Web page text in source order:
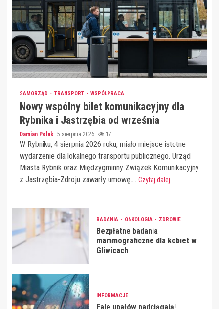
SAMORZĄD TRANSPORT WSPÓŁPRACA
Nowy wspólny bilet komunikacyjny dla
Rybnika i Jastrzębia od września
Damian Polak 5 sierpnia 2026 17
W Rybniku, 4 sierpnia 2026 roku, miało miejsce istotne
wydarzenie dla lokalnego transportu publicznego. Urząd
Miasta Rybnik oraz Międzygminny Związek Komunikacyjny
z Jastrzębia-Zdroju zawarły umowę,... Czytaj dalej
BADANIA ONKOLOGIA ZDROWIE
Bezpłatne badania
mammograficzne dla kobiet w
Gliwicach
INFORMACJE
Fale upałów nadciągają!